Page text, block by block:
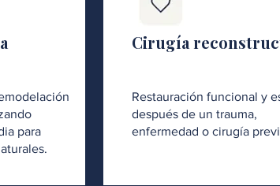
para
Cirugía
Restauración funcional y
después de un trauma,
enfermedad o cirugía